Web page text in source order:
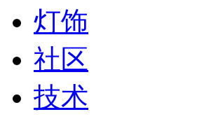
灯饰
社区
技术